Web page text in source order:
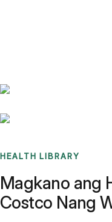
HEALTH LIBRARY
Magkano ang
Costco Nang